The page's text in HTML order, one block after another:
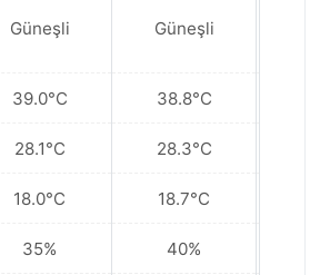
Güneşli
39.0°C
28.1°C
18.0°C
35%
Güneşli
38.8°C
28.3°C
18.7°C
40%